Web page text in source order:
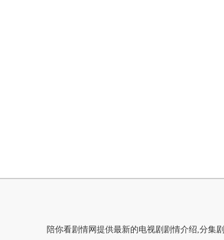
陪你看剧情网提供最新的电视剧剧情介绍,分集